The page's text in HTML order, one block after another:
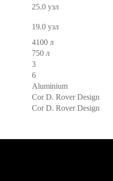
25.0 узл
19.0 узл
4100 л
750 л
3
6
Aluminium
Cor D. Rover Design
Cor D. Rover Design